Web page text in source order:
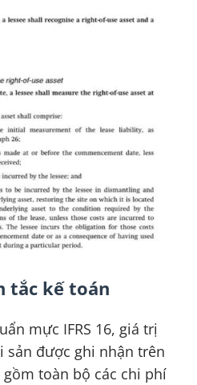
tắc kế toán
mực IFRS 16, giá trị
sản được ghi nhận trên
toàn bộ các chi phí